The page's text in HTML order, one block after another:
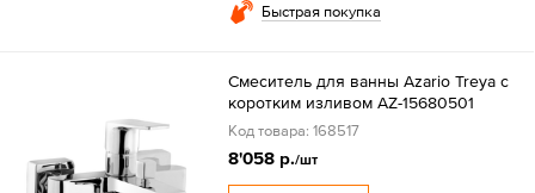
Быстрая покупка
Смеситель для ванны Azario Treya с
коротким изливом AZ-15680501
Код товара: 168517
8'058 р./шт